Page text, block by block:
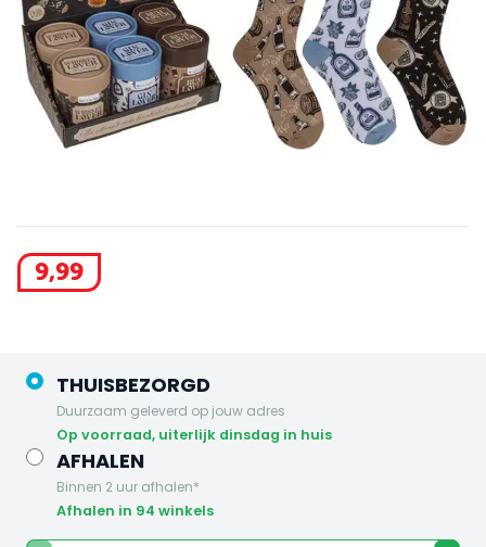
9,99
THUISBEZORGD
Duurzaam geleverd op jouw adres
op voorraad, uiterlijk dinsdag in huis
AFHALEN
Binnen 2 uur afhalen*
Afhalen in 94 winkels